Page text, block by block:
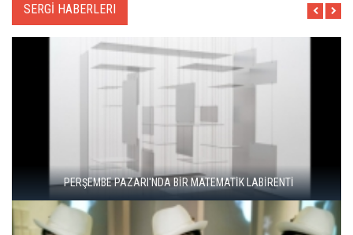
SERGİ HABERLERI
"ŞEHRİ BİZ ÖĞRENMİYORUZ, TELEFONUMUZ ÖĞRENİYOR"